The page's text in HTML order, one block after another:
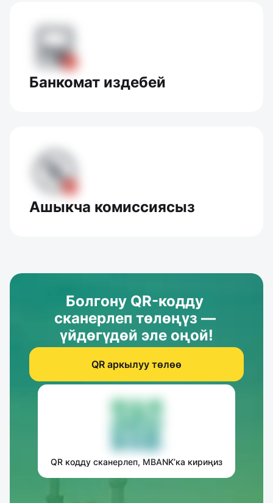
Банкомат издебей
Ашыкча комиссиясыз
Болгону QR-кодду
сканерлеп төлөңүз —
үйдөгүдөй эле оңой!
QR аркылуу төлөө
QR кодду сканерлеп, MBANK’ка кириңиз